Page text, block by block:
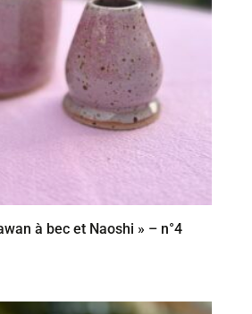
à bec et Naoshi » – n°4